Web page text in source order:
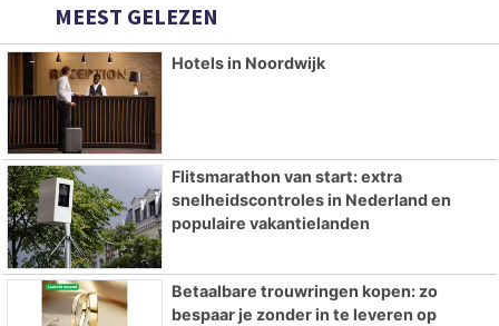
MEEST GELEZEN
Hotels in Noordwijk
Flitsmarathon van start: extra
snelheidscontroles in Nederland en
populaire vakantielanden
Betaalbare trouwringen kopen: zo
bespaar je zonder in te leveren op